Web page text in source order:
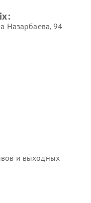
Назарбаева, 94
и выходных